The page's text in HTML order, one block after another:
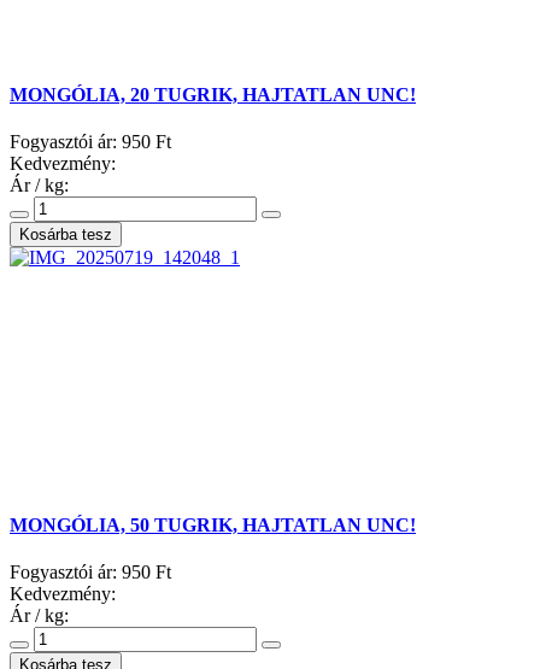
MONGÓLIA, 20 TUGRIK, HAJTATLAN UNC!
Fogyasztói ár: 950 Ft
Kedvezmény:
Ár / kg:
MONGÓLIA, 50 TUGRIK, HAJTATLAN UNC!
Fogyasztói ár: 950 Ft
Kedvezmény:
Ár / kg: